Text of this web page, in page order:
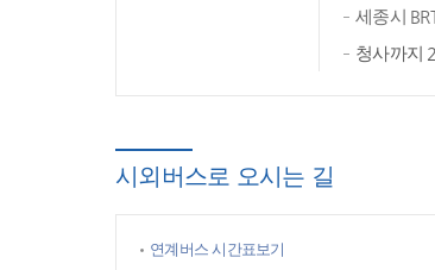
세종시
청사까지
시외버스로 오시는 길
연계버스 시간표보기